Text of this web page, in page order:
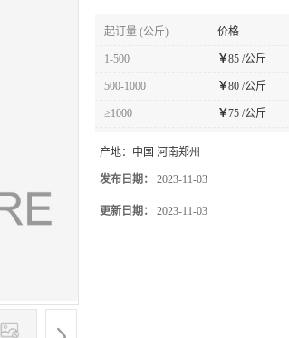
起订量 (公斤) 价格
1-500 ￥85 /公斤
500-1000 ￥80 /公斤
≥1000 ￥75 /公斤
产地： 中国 河南郑州
发布日期： 2023-11-03
更新日期： 2023-11-03